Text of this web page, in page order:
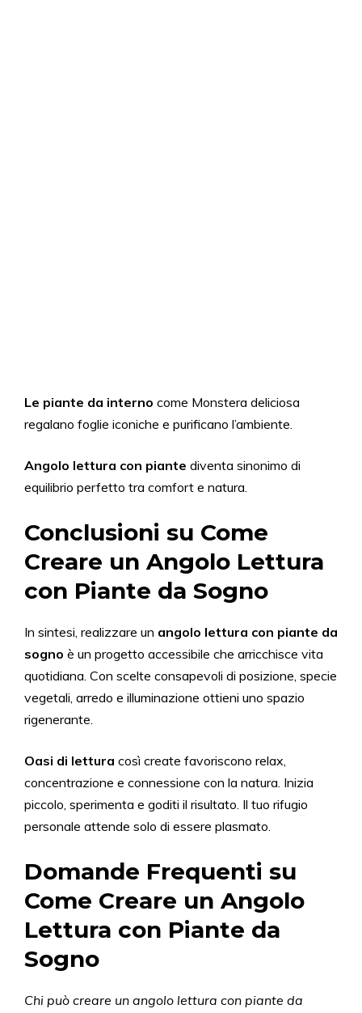
Le piante da interno come Monstera deliciosa
regalano foglie iconiche e purificano l’ambiente.
Angolo lettura con piante diventa sinonimo di
equilibrio perfetto tra comfort e natura.
Conclusioni su Come
Creare un Angolo Lettura
con Piante da Sogno
In sintesi, realizzare un angolo lettura con piante da
sogno è un progetto accessibile che arricchisce vita
quotidiana. Con scelte consapevoli di posizione, specie
vegetali, arredo e illuminazione ottieni uno spazio
rigenerante.
Oasi di lettura così create favoriscono relax,
concentrazione e connessione con la natura. Inizia
piccolo, sperimenta e goditi il risultato. Il tuo rifugio
personale attende solo di essere plasmato.
Domande Frequenti su
Come Creare un Angolo
Lettura con Piante da
Sogno
Chi può creare un angolo lettura con piante da